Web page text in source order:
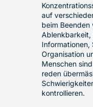
auf
beim
Organisation
Menschen
reden
kontrollieren.